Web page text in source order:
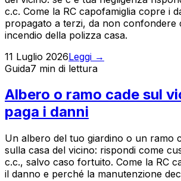
c.c. Come la RC capofamiglia copre i
propagato a terzi, da non confondere
incendio della polizza casa.
11 Luglio 2026Leggi →
Guida7 min di lettura
Albero o ramo cade sul
paga i danni
Un albero del tuo giardino o un ramo
sulla casa del vicino: rispondi come
c.c., salvo caso fortuito. Come la RC
il danno e perché la manutenzione